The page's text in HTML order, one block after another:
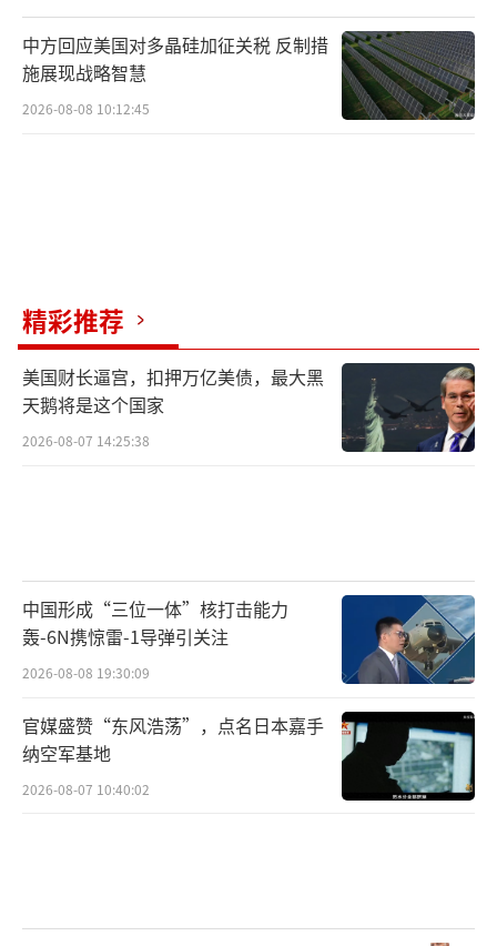
中方回应美国对多晶硅加征关税 反制措
施展现战略智慧
2026-08-08 10:12:45
精彩推荐
美国财长逼宫，扣押万亿美债，最大黑
天鹅将是这个国家
2026-08-07 14:25:38
中国形成“三位一体”核打击能力
轰-6N携惊雷-1导弹引关注
2026-08-08 19:30:09
官媒盛赞“东风浩荡”，点名日本嘉手
纳空军基地
2026-08-07 10:40:02